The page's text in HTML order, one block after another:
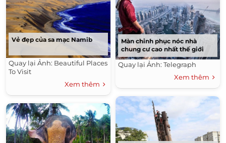
Vẻ đẹp của sa mạc Namib
Quay lại Ảnh: Beautiful Places
To Visit
Xem thêm
Màn chinh phục nóc nhà
chung cư cao nhất thế giới
Quay lại Ảnh: Telegraph
Xem thêm